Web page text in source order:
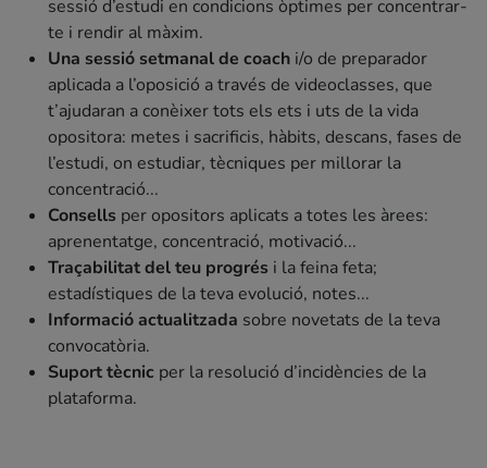
sessió d’estudi en condicions òptimes per concentrar-
te i rendir al màxim.
Una sessió setmanal de coach i/o de preparador
aplicada a l’oposició a través de videoclasses, que
t’ajudaran a conèixer tots els ets i uts de la vida
opositora: metes i sacrificis, hàbits, descans, fases de
l’estudi, on estudiar, tècniques per millorar la
concentració...
Consells per opositors aplicats a totes les àrees:
aprenentatge, concentració, motivació...
Traçabilitat del teu progrés i la feina feta;
estadístiques de la teva evolució, notes...
Informació actualitzada sobre novetats de la teva
convocatòria.
Suport tècnic per la resolució d’incidències de la
plataforma.